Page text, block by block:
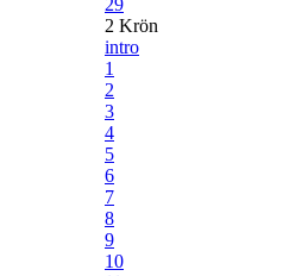
2 Krön
intro
1
2
3
4
5
6
7
8
9
10